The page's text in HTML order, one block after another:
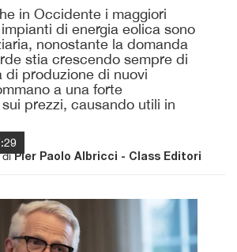
in Occidente i maggiori
di energia eolica sono
nonostante la domanda
stia crescendo sempre di
di produzione di nuovi
a una forte
prezzi, causando utili in
diPier Paolo Albricci - Class Editori